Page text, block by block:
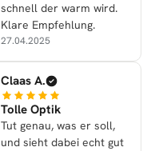
schnell der warm wird.
Klare Empfehlung.
27.04.2025
Claas A.
Tolle Optik
Tut genau, was er soll,
und sieht dabei echt gut